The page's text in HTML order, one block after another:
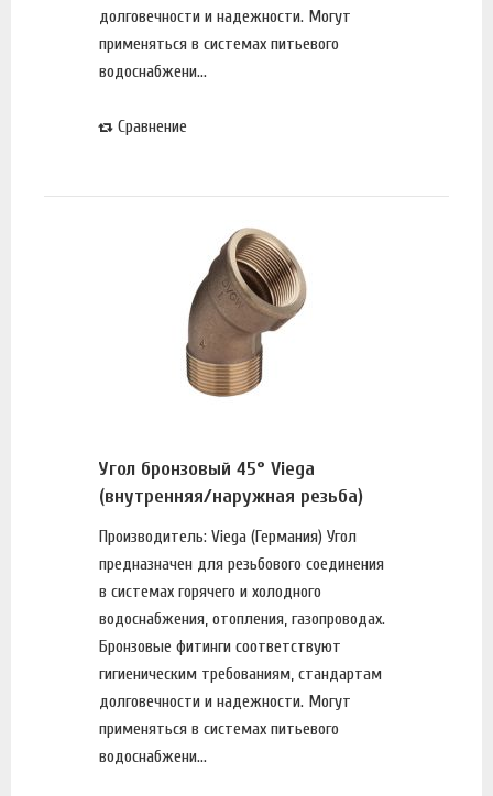
долговечности и надежности. Могут
применяться в системах питьевого
водоснабжени...
Сравнение
Угол бронзовый 45° Viega
(внутренняя/наружная резьба)
Производитель: Viega (Германия) Угол
предназначен для резьбового соединения
в системах горячего и холодного
водоснабжения, отопления, газопроводах.
Бронзовые фитинги соответствуют
гигиеническим требованиям, стандартам
долговечности и надежности. Могут
применяться в системах питьевого
водоснабжени...